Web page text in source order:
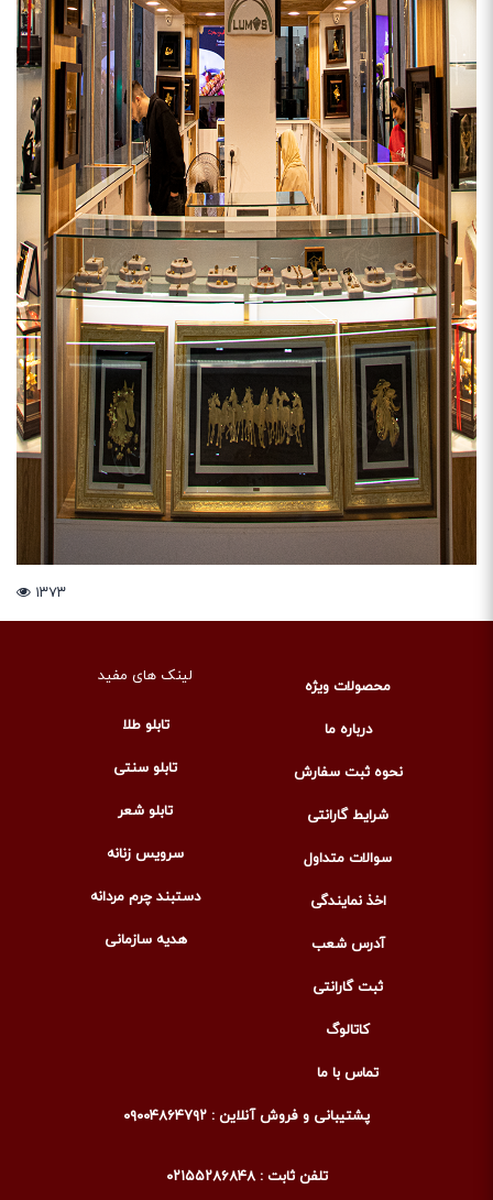
۱۳۷۳
محصولات ویژه
درباره ما
نحوه ثبت سفارش
شرایط گارانتی
سوالات متداول
اخذ نمایندگی
آدرس شعب
ثبت گارانتی
کاتالوگ
تماس با ما
لینک های مفید
تابلو طلا
تابلو سنتی
تابلو شعر
سرویس زنانه
دستبند چرم مردانه
هدیه سازمانی
پشتیبانی و فروش آنلاین : ۰۹۰۰۴۸۶۴۷۹۲
تلفن ثابت : ۰۲۱۵۵۲۸۶۸۴۸